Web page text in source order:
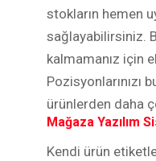
stokların hemen
sağlayabilirsiniz.
kalmamanız için
Pozisyonlarınızı
ürünlerden daha
Mağaza Yazılım
Kendi ürün